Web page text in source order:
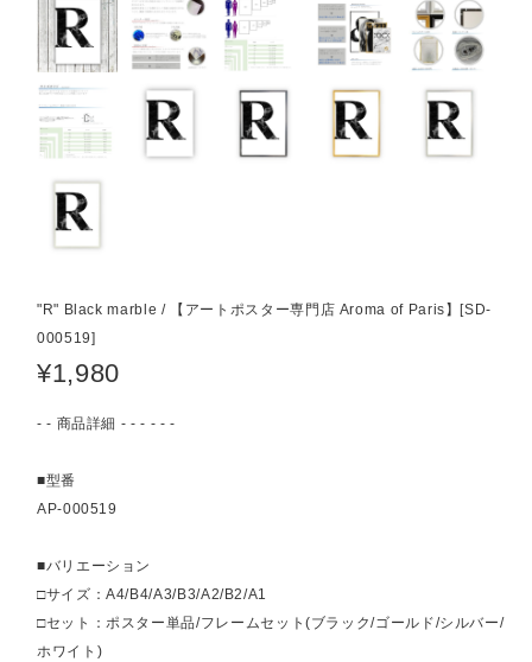
"R" Black marble / 【アートポスター専門店 Aroma of Paris】[SD-
000519]
¥1,980
- - 商品詳細 - - - - - -
■型番
AP-000519
■バリエーション
□サイズ：A4/B4/A3/B3/A2/B2/A1
□セット：ポスター単品/フレームセット(ブラック/ゴールド/シルバー/
ホワイト)